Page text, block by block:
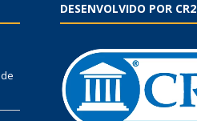
DESENVOLVIDO POR CR2